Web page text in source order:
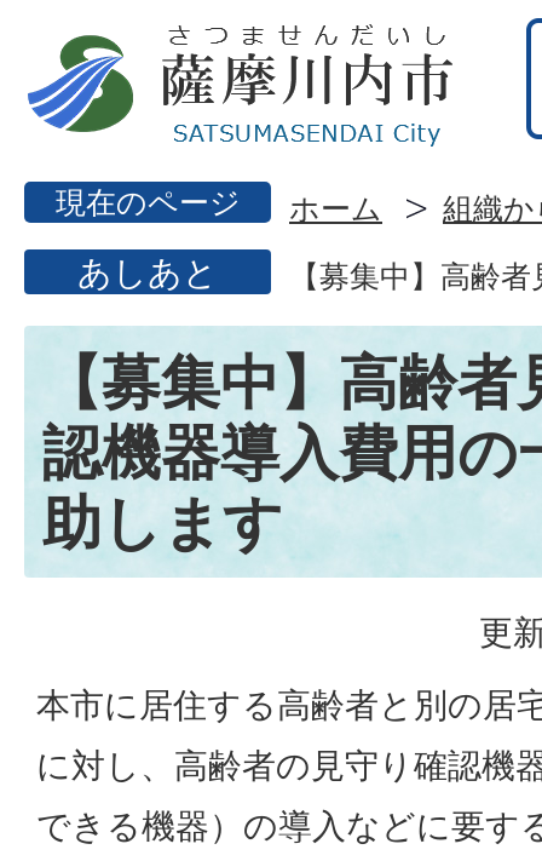
現在のページ ホーム 組織
あしあと 【募集中】高齢
【募集中】高齢
認機器導入費用の
助します
更
本市に居住する高齢者と別の居
に対し、高齢者の見守り確認機
できる機器）の導入などに要す